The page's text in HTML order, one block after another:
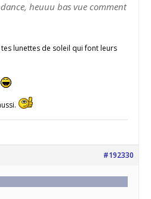
heuuu bas vue comment
lunettes de soleil qui font leurs
#192330